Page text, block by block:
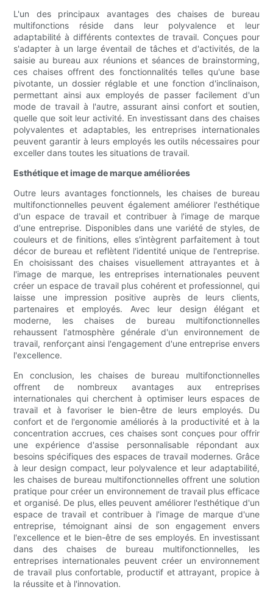
L'un des principaux avantages des chaises de bureau
multifonctions réside dans leur polyvalence et leur
adaptabilité à différents contextes de travail. Conçues pour
s'adapter à un large éventail de tâches et d'activités, de la
saisie au bureau aux réunions et séances de brainstorming,
ces chaises offrent des fonctionnalités telles qu'une base
pivotante, un dossier réglable et une fonction d'inclinaison,
permettant ainsi aux employés de passer facilement d'un
mode de travail à l'autre, assurant ainsi confort et soutien,
quelle que soit leur activité. En investissant dans des chaises
polyvalentes et adaptables, les entreprises internationales
peuvent garantir à leurs employés les outils nécessaires pour
exceller dans toutes les situations de travail.
Esthétique et image de marque améliorées
Outre leurs avantages fonctionnels, les chaises de bureau
multifonctionnelles peuvent également améliorer l'esthétique
d'un espace de travail et contribuer à l'image de marque
d'une entreprise. Disponibles dans une variété de styles, de
couleurs et de finitions, elles s'intègrent parfaitement à tout
décor de bureau et reflètent l'identité unique de l'entreprise.
En choisissant des chaises visuellement attrayantes et à
l'image de marque, les entreprises internationales peuvent
créer un espace de travail plus cohérent et professionnel, qui
laisse une impression positive auprès de leurs clients,
partenaires et employés. Avec leur design élégant et
moderne, les chaises de bureau multifonctionnelles
rehaussent l'atmosphère générale d'un environnement de
travail, renforçant ainsi l'engagement d'une entreprise envers
l'excellence.
En conclusion, les chaises de bureau multifonctionnelles
offrent de nombreux avantages aux entreprises
internationales qui cherchent à optimiser leurs espaces de
travail et à favoriser le bien-être de leurs employés. Du
confort et de l'ergonomie améliorés à la productivité et à la
concentration accrues, ces chaises sont conçues pour offrir
une expérience d'assise personnalisable répondant aux
besoins spécifiques des espaces de travail modernes. Grâce
à leur design compact, leur polyvalence et leur adaptabilité,
les chaises de bureau multifonctionnelles offrent une solution
pratique pour créer un environnement de travail plus efficace
et organisé. De plus, elles peuvent améliorer l'esthétique d'un
espace de travail et contribuer à l'image de marque d'une
entreprise, témoignant ainsi de son engagement envers
l'excellence et le bien-être de ses employés. En investissant
dans des chaises de bureau multifonctionnelles, les
entreprises internationales peuvent créer un environnement
de travail plus confortable, productif et attrayant, propice à
la réussite et à l'innovation.